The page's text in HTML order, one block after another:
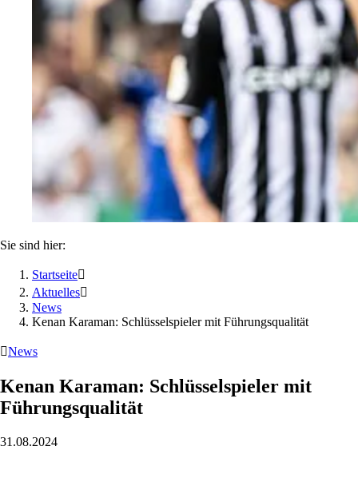
Sie sind hier:
Startseite
Aktuelles
News
Kenan Karaman: Schlüsselspieler mit Führungsqualität
News
Kenan Karaman: Schlüsselspieler mit
Führungsqualität
31.08.2024